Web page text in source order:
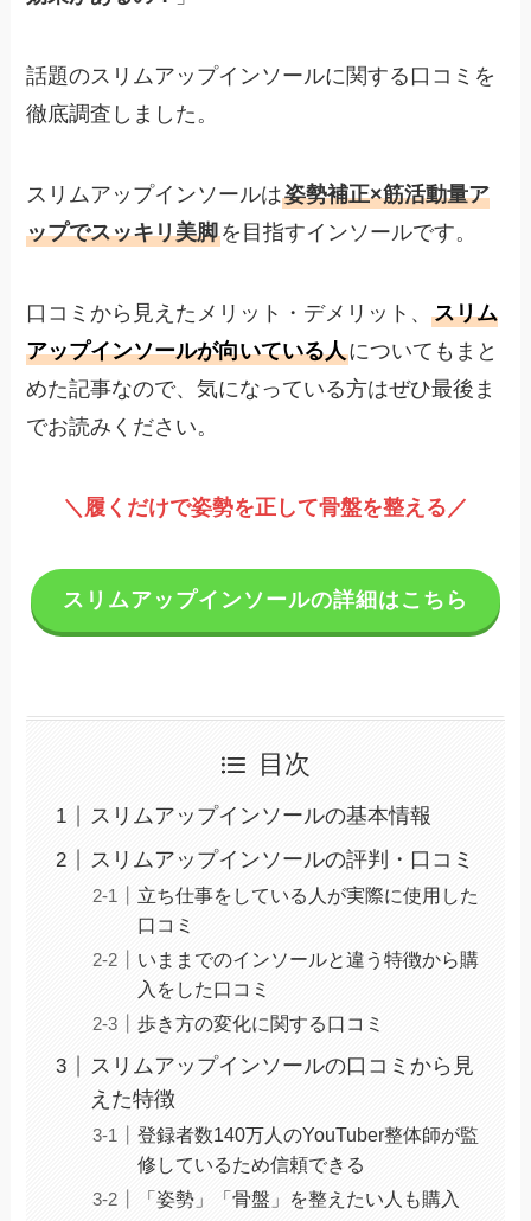
話題のスリムアップインソールに関する口コミを
徹底調査しました。
スリムアップインソールは姿勢補正×筋活動量ア
ップでスッキリ美脚を目指すインソールです。
口コミから見えたメリット・デメリット、スリム
アップインソールが向いている人についてもまと
めた記事なので、気になっている方はぜひ最後ま
でお読みください。
＼履くだけで姿勢を正して骨盤を整える／
スリムアップインソールの詳細はこちら
目次
スリムアップインソールの基本情報
スリムアップインソールの評判・口コミ
立ち仕事をしている人が実際に使用した
口コミ
いままでのインソールと違う特徴から購
入をした口コミ
歩き方の変化に関する口コミ
スリムアップインソールの口コミから見
えた特徴
登録者数140万人のYouTuber整体師が監
修しているため信頼できる
「姿勢」「骨盤」を整えたい人も購入